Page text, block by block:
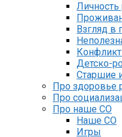
Личность
Взгляд в
Детско-
Старшие
Про здоровье
Про
Про наше СО
Наше СО
Игры